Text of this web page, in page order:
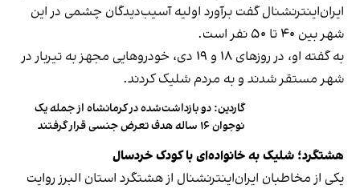
ایران‌اینترنشنال گفت برآورد اولیه آسیب‌دیدگان چشمی در این
شهر بین ۴۰ تا ۵۰ نفر است.
به گفته او، در روزهای ۱۸ و ۱۹ دی‌، خودروهایی مجهز به تیربار در
شهر مستقر شدند و به مردم شلیک کردند.
گاردین: دو بازداشت‌شده در کرمانشاه از جمله یک
نوجوان ۱۶ ساله هدف تعرض جنسی قرار گرفتند
هشتگرد؛ شلیک به خانواده‌ای با کودک خردسال
یکی از مخاطبان ایران‌اینترنشنال از هشتگرد استان البرز روایت